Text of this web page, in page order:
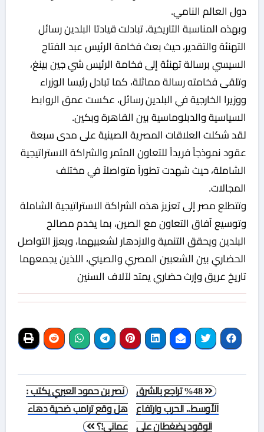
دول العالم النامي.
وبهذه المناسبة التاريخية، تبادلت قيادتا البلدين رسائل
التهنئة والتقدير، حيث بعث فخامة الرئيس عبد الفتاح
السيسي برسالة تهنئة إلى فخامة الرئيس شي جين بينغ،
وتلقى فخامته رسالة مماثلة، كما تبادل رئيسا الوزراء
ووزيرا الخارجية في البلدين رسائل، عكست عمق الروابط
السياسية والدبلوماسية بين القاهرة وبكين.
لقد شكلت العلاقات المصرية الصينية على مدى سبعة
عقود نموذجاً فريداً للتعاون المثمر والشراكة الاستراتيجية
الشاملة، حيث شهدت تطوراً متواصلاً في مختلف
المجالات.
وتتطلع مصر إلى تعزيز هذه الشراكة الاستراتيجية الشاملة
وتوسيع آفاق التعاون مع الصين، بما يخدم مصالح
البلدين ويحقق التنمية والازدهار لشعبيهما، ويعزز التواصل
الحضاري بين الشعبين المصري والصيني، اللذين يجمعهما
تاريخ عريق وإرث حضاري يمتد لآلاف السنين
تصفّح
المقالات
نصر بن حمود العبري يكتب :
هل وقع ترامب ضحية دهاء
عماني!؟
‏48‎% تراجع بالشرق
الأوسط.. الحرب وارتفاع
الوقود يضغطان على